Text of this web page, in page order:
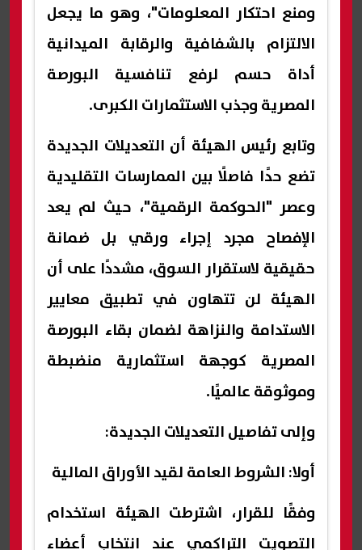
ومنع احتكار المعلومات"، وهو ما يجعل
الالتزام بالشفافية والرقابة الميدانية
أداة حسم لرفع تنافسية البورصة
المصرية وجذب الاستثمارات الكبرى.
​وتابع رئيس الهيئة أن التعديلات الجديدة
تضع حدًا فاصلًا بين الممارسات التقليدية
وعصر "الحوكمة الرقمية"، حيث لم يعد
الإفصاح مجرد إجراء ورقي بل ضمانة
حقيقية لاستقرار السوق، مشددًا على أن
الهيئة لن تتهاون في تطبيق معايير
الاستدامة والنزاهة لضمان بقاء البورصة
المصرية كوجهة استثمارية منضبطة
وموثوقة عالميًا.
وإلى تفاصيل التعديلات الجديدة:
أولا: الشروط العامة لقيد الأوراق المالية
وفقًا للقرار، اشترطت الهيئة استخدام
التصويت التراكمي عند انتخاب أعضاء